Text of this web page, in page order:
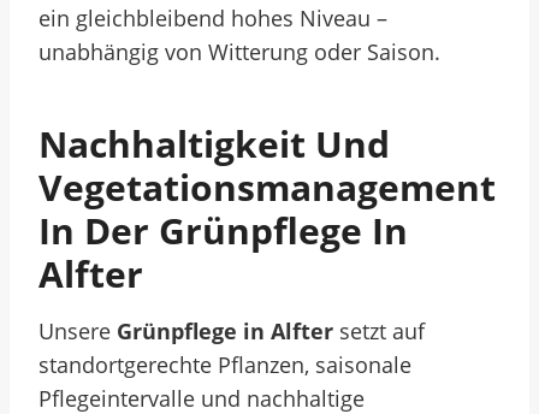
ein gleichbleibend hohes Niveau –
unabhängig von Witterung oder Saison.
Nachhaltigkeit Und
Vegetationsmanagement
In Der Grünpflege In
Alfter
Unsere Grünpflege in Alfter setzt auf
standortgerechte Pflanzen, saisonale
Pflegeintervalle und nachhaltige